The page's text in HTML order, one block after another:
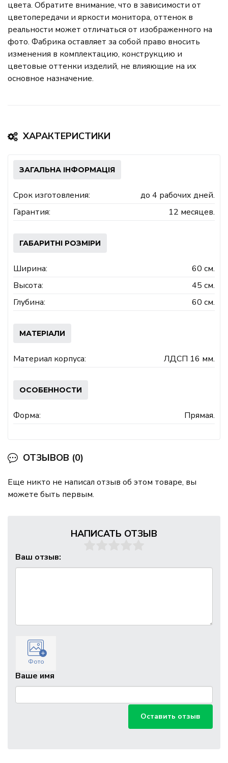
цвета. Обратите внимание, что в зависимости от
цветопередачи и яркости монитора, оттенок в
реальности может отличаться от изображенного на
фото. Фабрика оставляет за собой право вносить
изменения в комплектацию, конструкцию и
цветовые оттенки изделий, не влияющие на их
основное назначение.
ХАРАКТЕРИСТИКИ
ЗАГАЛЬНА ІНФОРМАЦІЯ
Срок изготовления:
до 4 рабочих дней.
Гарантия:
12 месяцев.
ГАБАРИТНІ РОЗМІРИ
Ширина:
60 см.
Высота:
45 см.
Глубина:
60 см.
МАТЕРІАЛИ
Материал корпуса: ЛДСП 16 мм.
ОСОБЕННОСТИ
Форма: Прямая.
ОТЗЫВОВ (0)
Еще никто не написал отзыв об этом товаре, вы
можете быть первым.
НАПИСАТЬ ОТЗЫВ
Ваш отзыв:
Фото
Ваше имя
Оставить отзыв